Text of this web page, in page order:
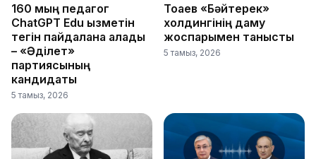
160 мың педагог
ChatGPT Edu қызметін
тегін пайдалана алады
– «Әділет»
партиясының
кандидаты
5 тамыз, 2026
Тоқаев «Бәйтерек»
холдингінің даму
жоспарымен танысты
5 тамыз, 2026